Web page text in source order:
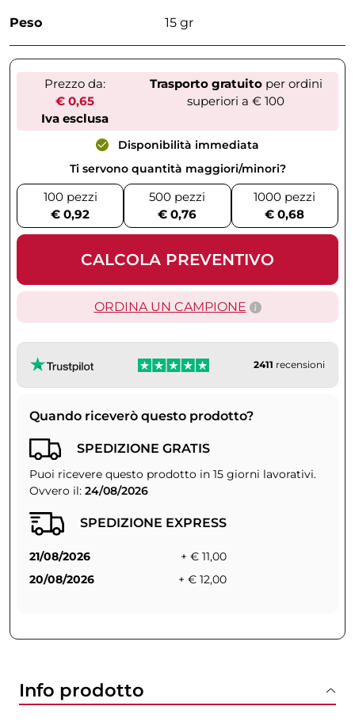
Peso 15 gr
Prezzo da:
€ 0,65
Iva esclusa
Trasporto gratuitoper ordini
superiori a € 100
Disponibilità immediata
Ti servono quantità maggiori/minori?
100 pezzi
€ 0,92
500 pezzi
€ 0,76
1000 pezzi
€ 0,68
CALCOLA PREVENTIVO
ORDINA UN CAMPIONE
2411 recensioni
Quando riceverò questo prodotto?
SPEDIZIONE GRATIS
Puoi ricevere questo prodotto in 15 giorni lavorativi.
Ovvero il: 24/08/2026
SPEDIZIONE EXPRESS
21/08/2026
+ € 11,00
20/08/2026
+ € 12,00
Info prodotto